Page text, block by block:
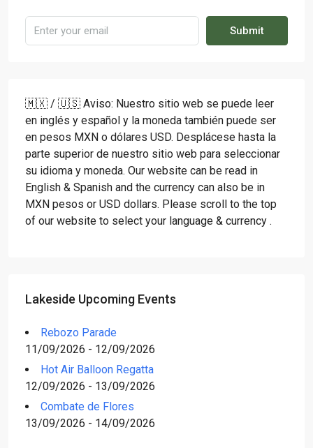
Submit
🇲🇽 / 🇺🇸 Aviso: Nuestro sitio web se puede leer
en inglés y español y la moneda también puede ser
en pesos MXN o dólares USD. Desplácese hasta la
parte superior de nuestro sitio web para seleccionar
su idioma y moneda. Our website can be read in
English & Spanish and the currency can also be in
MXN pesos or USD dollars. Please scroll to the top
of our website to select your language & currency .
Lakeside Upcoming Events
Rebozo Parade
11/09/2026 - 12/09/2026
Hot Air Balloon Regatta
12/09/2026 - 13/09/2026
Combate de Flores
13/09/2026 - 14/09/2026